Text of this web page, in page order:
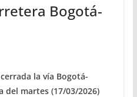
Bogotá-
la vía Bogotá-
del martes (17/03/2026)